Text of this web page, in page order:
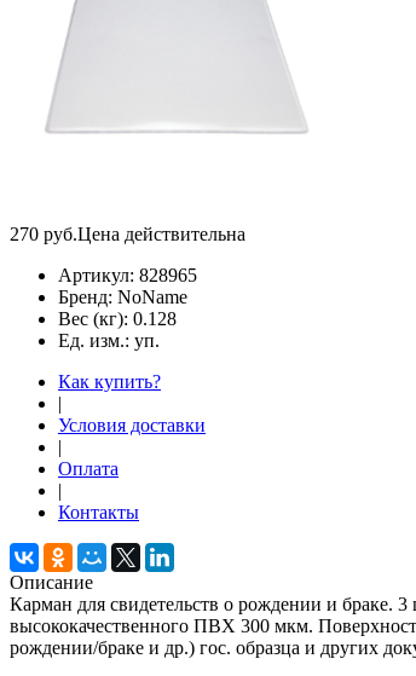
270 руб.Цена действительна
Артикул: 828965
Бренд: NoName
Вес (кг): 0.128
Ед. изм.: уп.
Как купить?
|
Условия доставки
|
Оплата
|
Контакты
Описание
Карман для свидетельств о рождении и браке.
высококачественного ПВХ 300 мкм.
рождении/браке и др.) гос. образца и других